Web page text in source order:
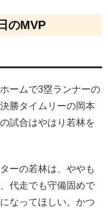
のMVP
ームで3塁ランナーの
勝タイムリーの岡本
試合はやはり若林を
ーの若林は、ややも
代走でも守備固めで
なってほしい。かつ